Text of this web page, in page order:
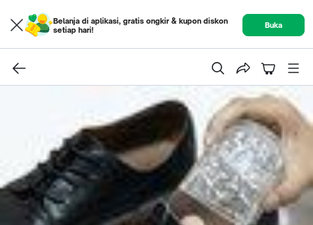
Belanja di aplikasi, gratis ongkir & kupon diskon
setiap hari!
Buka